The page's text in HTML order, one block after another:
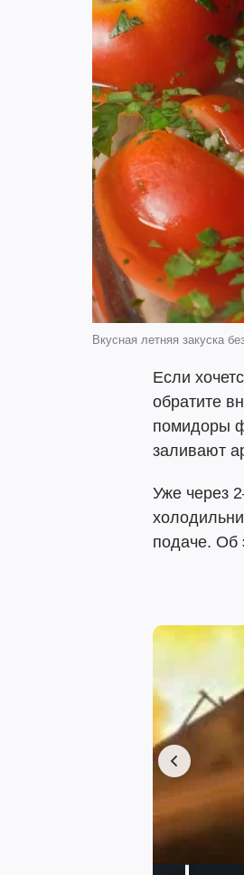
Вкусная летняя закуска
Если
обратите
помидоры
заливают
Уже через
подаче. Об